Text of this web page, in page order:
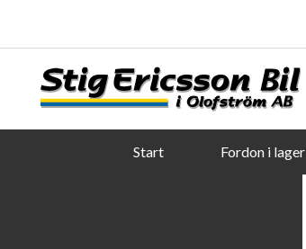
Start Fordon i lager